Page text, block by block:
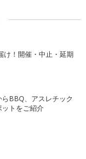
け！開催・中止・延期
BBQ、アスレチック
トをご紹介